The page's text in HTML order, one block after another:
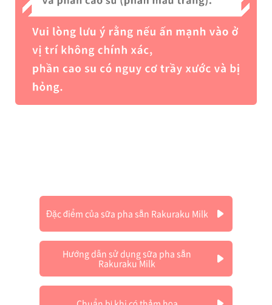
Đặc điểm của sữa pha sẵn Rakuraku Milk
Hướng dẫn sử dụng sữa pha sẵn
Rakuraku Milk